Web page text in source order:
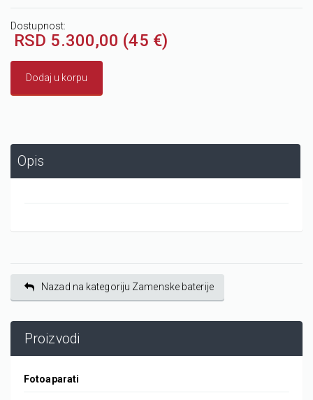
Dostupnost:
RSD 5.300,00 (45 €)
Dodaj u korpu
Opis
Nazad na kategoriju Zamenske baterije
Proizvodi
Fotoaparati